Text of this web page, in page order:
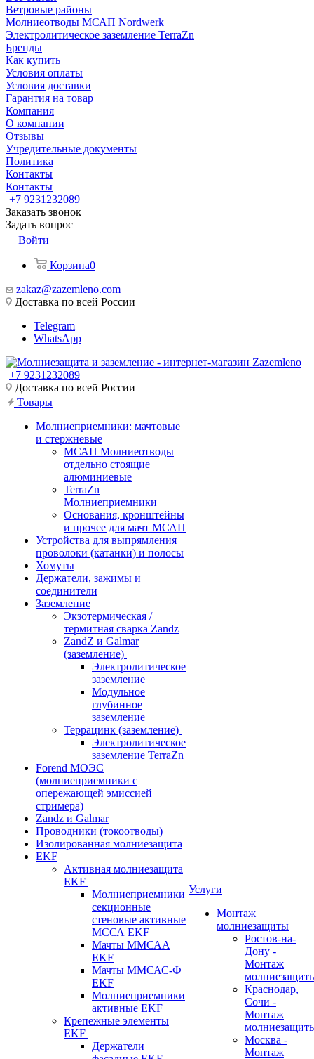
Ветровые районы
Молниеотводы МСАП Nordwerk
Электролитическое заземление TerraZn
Бренды
Как купить
Условия оплаты
Условия доставки
Гарантия на товар
Компания
О компании
Отзывы
Учредительные документы
Политика
Контакты
Контакты
+7 9231232089
Заказать звонок
Задать вопрос
Войти
Корзина0
zakaz@zazemleno.com
Доставка по всей России
Telegram
WhatsApp
+7 9231232089
Доставка по всей России
Товары
Молниеприемники: мачтовые
и стержневые
МСАП Молниеотводы
отдельно стоящие
алюминиевые
TerraZn
Молниеприемники
Основания, кронштейны
и прочее для мачт МСАП
Устройства для выпрямления
проволоки (катанки) и полосы
Хомуты
Держатели, зажимы и
соединители
Заземление
Экзотермическая /
термитная сварка Zandz
ZandZ и Galmar
(заземление)
Электролитическое
заземление
Модульное
глубинное
заземление
Террацинк (заземление)
Электролитическое
заземление TerraZn
Forend МОЭС
(молниеприемники с
опережающей эмиссией
стримера)
Zandz и Galmar
Проводники (токоотводы)
Изолированная молниезащита
EKF
Активная молниезащита
EKF
Молниеприемники
секционные
стеновые активные
МССА EKF
Мачты ММСАА
EKF
Мачты ММСАС-Ф
EKF
Молниеприемники
активные EKF
Крепежные элементы
EKF
Держатели
Услуги
Монтаж
молниезащиты
Ростов-на-
Дону -
Монтаж
Краснодар,
Сочи -
Монтаж
Москва -
Монтаж